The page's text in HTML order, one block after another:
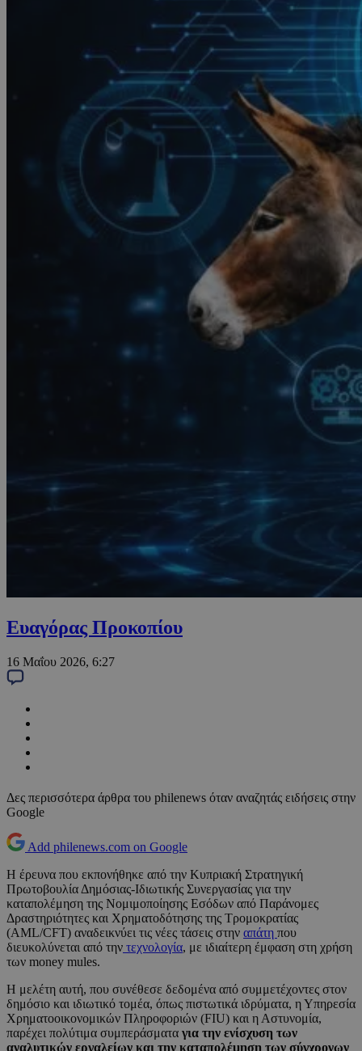
Ευαγόρας Προκοπίου
16 Μαΐου 2026, 6:27
Δες περισσότερα άρθρα του philenews όταν αναζητάς ειδήσεις στην
Google
Add philenews.com on Google
Η έρευνα που εκπονήθηκε από την Κυπριακή Στρατηγική
Πρωτοβουλία Δημόσιας-Ιδιωτικής Συνεργασίας για την
καταπολέμηση της Νομιμοποίησης Εσόδων από Παράνομες
Δραστηριότητες και Χρηματοδότησης της Τρομοκρατίας
(AML/CFT) αναδεικνύει τις νέες τάσεις στην απάτη που
διευκολύνεται από την τεχνολογία, με ιδιαίτερη έμφαση στη χρήση
των money mules.
Η μελέτη αυτή, που συνέθεσε δεδομένα από συμμετέχοντες στον
δημόσιο και ιδιωτικό τομέα, όπως πιστωτικά ιδρύματα, η Υπηρεσία
Χρηματοοικονομικών Πληροφοριών (FIU) και η Αστυνομία,
παρέχει πολύτιμα συμπεράσματα για την ενίσχυση των
αναλυτικών εργαλείων και την καταπολέμηση των σύγχρονων